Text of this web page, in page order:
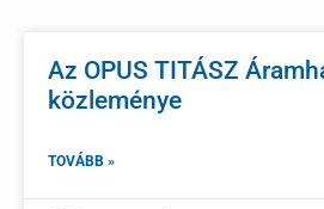
Az OPUS TITÁSZ
közleménye
TOVÁBB »